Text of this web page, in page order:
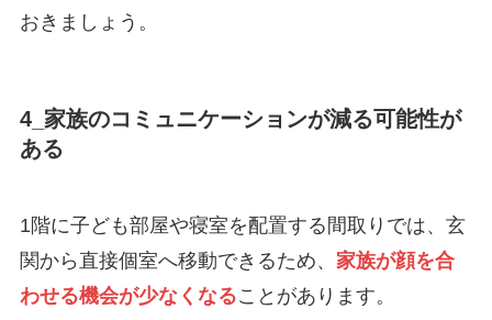
おきましょう。
4_家族のコミュニケーションが減る可能性が
ある
1階に子ども部屋や寝室を配置する間取りでは、玄
関から直接個室へ移動できるため、 家族が顔を合
わせる機会が少なくなることがあります。